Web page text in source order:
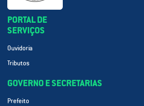
PORTAL DE
SERVIÇOS
Ouvidoria
Tributos
GOVERNO E SECRETARIAS
Prefeito